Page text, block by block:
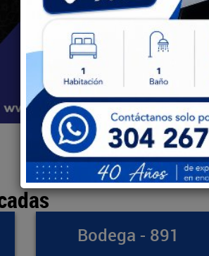
Apartaestudio -